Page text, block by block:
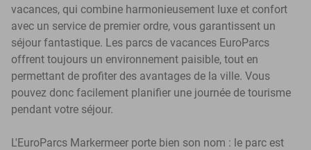
vacances, qui combine harmonieusement luxe et confort
avec un service de premier ordre, vous garantissent un
séjour fantastique. Les parcs de vacances EuroParcs
offrent toujours un environnement paisible, tout en
permettant de profiter des avantages de la ville. Vous
pouvez donc facilement planifier une journée de tourisme
pendant votre séjour.
L'EuroParcs Markermeer porte bien son nom : le parc est